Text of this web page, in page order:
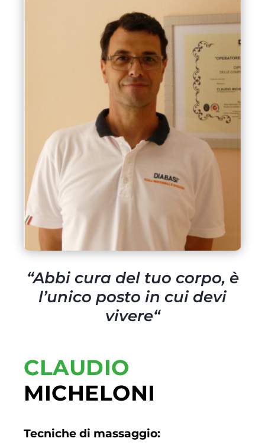
“Abbi cura del tuo corpo, è
l’unico posto in cui devi
vivere“
CLAUDIO
MICHELONI
Tecniche di massaggio: